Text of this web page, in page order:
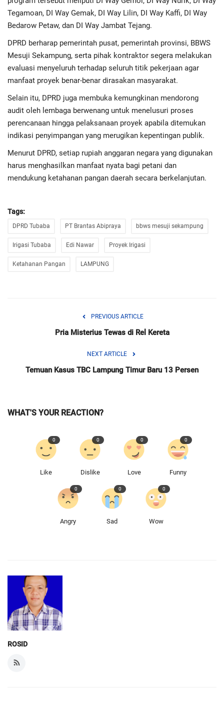
Tegamoan, DI Way Gemak, DI Way Lilin, DI Way Kaffi, DI Way
Bedarow Petaw, dan DI Way Jambat Tejang.
DPRD berharap pemerintah pusat, pemerintah provinsi, BBWS
Mesuji Sekampung, serta pihak kontraktor segera melakukan
evaluasi menyeluruh terhadap seluruh titik pekerjaan agar
manfaat proyek benar-benar dirasakan masyarakat.
Selain itu, DPRD juga membuka kemungkinan mendorong
audit oleh lembaga berwenang untuk menelusuri proses
perencanaan hingga pelaksanaan proyek apabila ditemukan
indikasi penyimpangan yang merugikan kepentingan publik.
Menurut DPRD, setiap rupiah anggaran negara yang digunakan
harus menghasilkan manfaat nyata bagi petani dan
mendukung ketahanan pangan daerah secara berkelanjutan.
Tags:
DPRD Tubaba PT Brantas Abipraya bbws mesuji sekampung
Irigasi Tubaba Edi Nawar Proyek Irigasi
Ketahanan Pangan LAMPUNG
PREVIOUS ARTICLE
Pria Misterius Tewas di Rel Kereta
NEXT ARTICLE
Temuan Kasus TBC Lampung Timur Baru 13 Persen
WHAT'S YOUR REACTION?
Like
0
Dislike
0
Love
0
Funny
0
Angry
0
Sad
0
Wow
0
ROSID